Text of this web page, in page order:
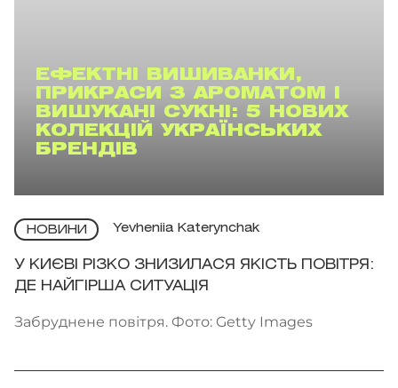
ЕФЕКТНІ ВИШИВАНКИ,
ПРИКРАСИ З АРОМАТОМ І
ВИШУКАНІ СУКНІ: 5 НОВИХ
КОЛЕКЦІЙ УКРАЇНСЬКИХ
БРЕНДІВ
НОВИНИ Yevheniia Katerynchak
У КИЄВІ РІЗКО ЗНИЗИЛАСЯ ЯКІСТЬ ПОВІТРЯ:
ДЕ НАЙГІРША СИТУАЦІЯ
Забруднене повітря. Фото: Getty Images